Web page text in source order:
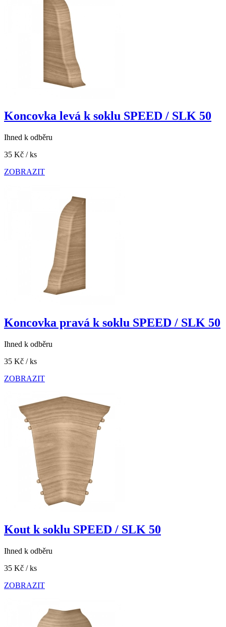
Koncovka levá k soklu SPEED / SLK 50
Ihned k odběru
35 Kč / ks
ZOBRAZIT
Koncovka pravá k soklu SPEED / SLK 50
Ihned k odběru
35 Kč / ks
ZOBRAZIT
Kout k soklu SPEED / SLK 50
Ihned k odběru
35 Kč / ks
ZOBRAZIT